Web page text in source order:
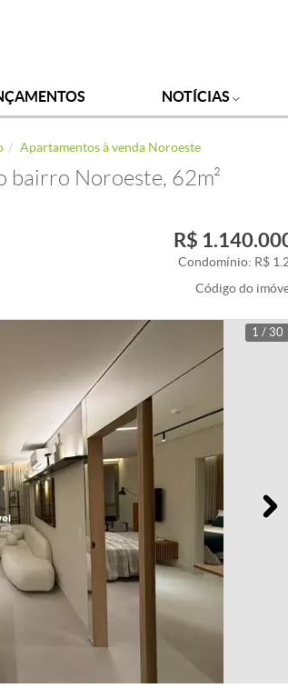
NOTÍCIAS
Apartamentos à venda Noroeste
bairro Noroeste, 62m²
R$
Condomínio: R$
Código do
1 / 30